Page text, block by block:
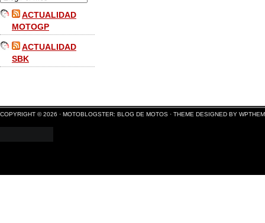
ACTUALIDAD
MOTOGP
ACTUALIDAD
SBK
COPYRIGHT © 2026 · MOTOBLOGSTER: BLOG DE MOTOS · THEME DESIGNED BY